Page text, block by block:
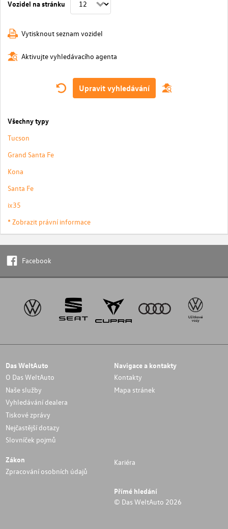
Vozidel na stránku
Vytisknout seznam vozidel
Aktivujte vyhledávacího agenta
Upravit vyhledávání
Všechny typy
Tucson
Grand Santa Fe
Kona
Santa Fe
ix35
* Zobrazit právní informace
Facebook
Das WeltAuto
O Das WeltAuto
Naše služby
Vyhledávání dealera
Tiskové zprávy
Nejčastější dotazy
Slovníček pojmů
Navigace a kontakty
Kontakty
Mapa stránek
Zákon
Zpracování osobních údajů
Kariéra
Přímé hledání
© Das WeltAuto 2026